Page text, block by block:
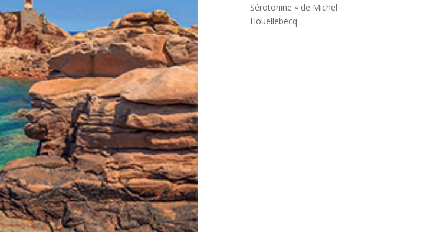
Sérotonine » de Michel
Houellebecq